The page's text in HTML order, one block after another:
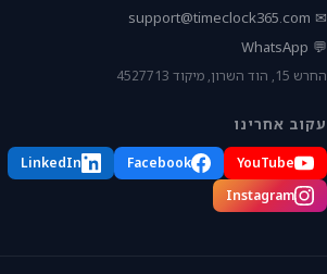
✉
support@timeclock365.com
💬 WhatsApp
החרש 15, הוד השרון, מיקוד 4527713
עקוב אחרינו
YouTube
Facebook
LinkedIn
Instagram